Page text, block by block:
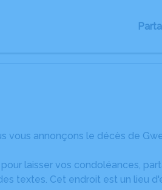
vous annonçons le décès de
laisser vos condoléances,
textes. Cet endroit est un lieu